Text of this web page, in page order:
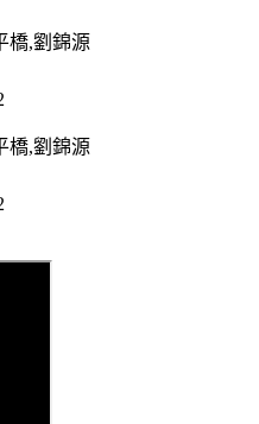
橋,劉錦源
橋,劉錦源